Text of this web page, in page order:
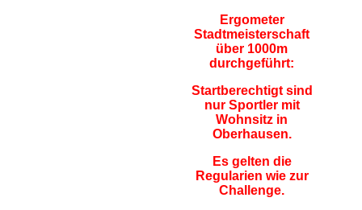
Ergometer
Stadtmeisterschaft
über 1000m
durchgeführt:
Startberechtigt sind
nur Sportler mit
Wohnsitz in
Oberhausen.
Es gelten die
Regularien wie zur
Challenge.